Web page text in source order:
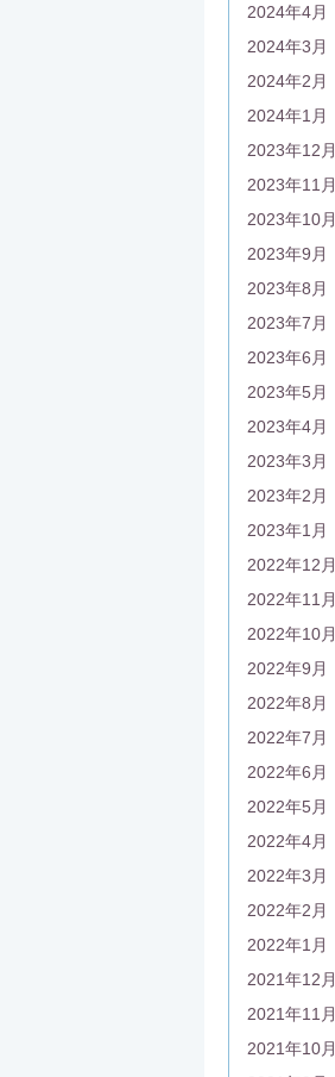
2024年4月
2024年3月
2024年2月
2024年1月
2023年12月
2023年11月
2023年10月
2023年9月
2023年8月
2023年7月
2023年6月
2023年5月
2023年4月
2023年3月
2023年2月
2023年1月
2022年12月
2022年11月
2022年10月
2022年9月
2022年8月
2022年7月
2022年6月
2022年5月
2022年4月
2022年3月
2022年2月
2022年1月
2021年12月
2021年11月
2021年10月